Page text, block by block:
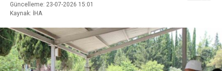
Güncelleme: 23-07-2026 15:01
Kaynak: İHA